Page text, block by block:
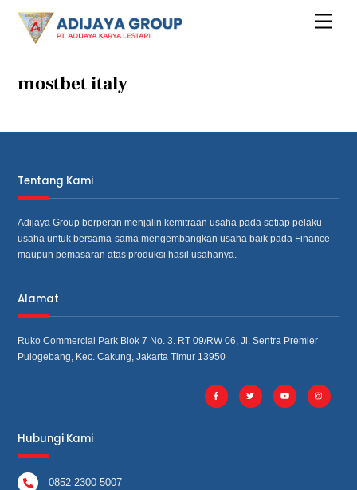
content
Menu
mostbet italy
Tentang Kami
Adijaya Group berperan menjalin kemitraan usaha pada setiap pelaku
usaha untuk bersama‐sama mengembangkan usaha baik pada Finance
maupun pemasaran atas produksi hasil usahanya.
Alamat
Ruko Commercial Park Blok 7 No. 3. RT 09/RW 06, Jl. Sentra Premier
Pulogebang, Kec. Cakung, Jakarta Timur 13950
Hubungi Kami
0852 2300 5007